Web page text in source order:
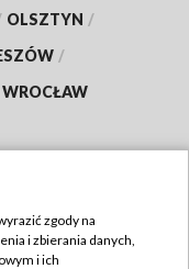
OLSZTYN /
/
WROCŁAW
zgody na
i zbierania danych,
i ich